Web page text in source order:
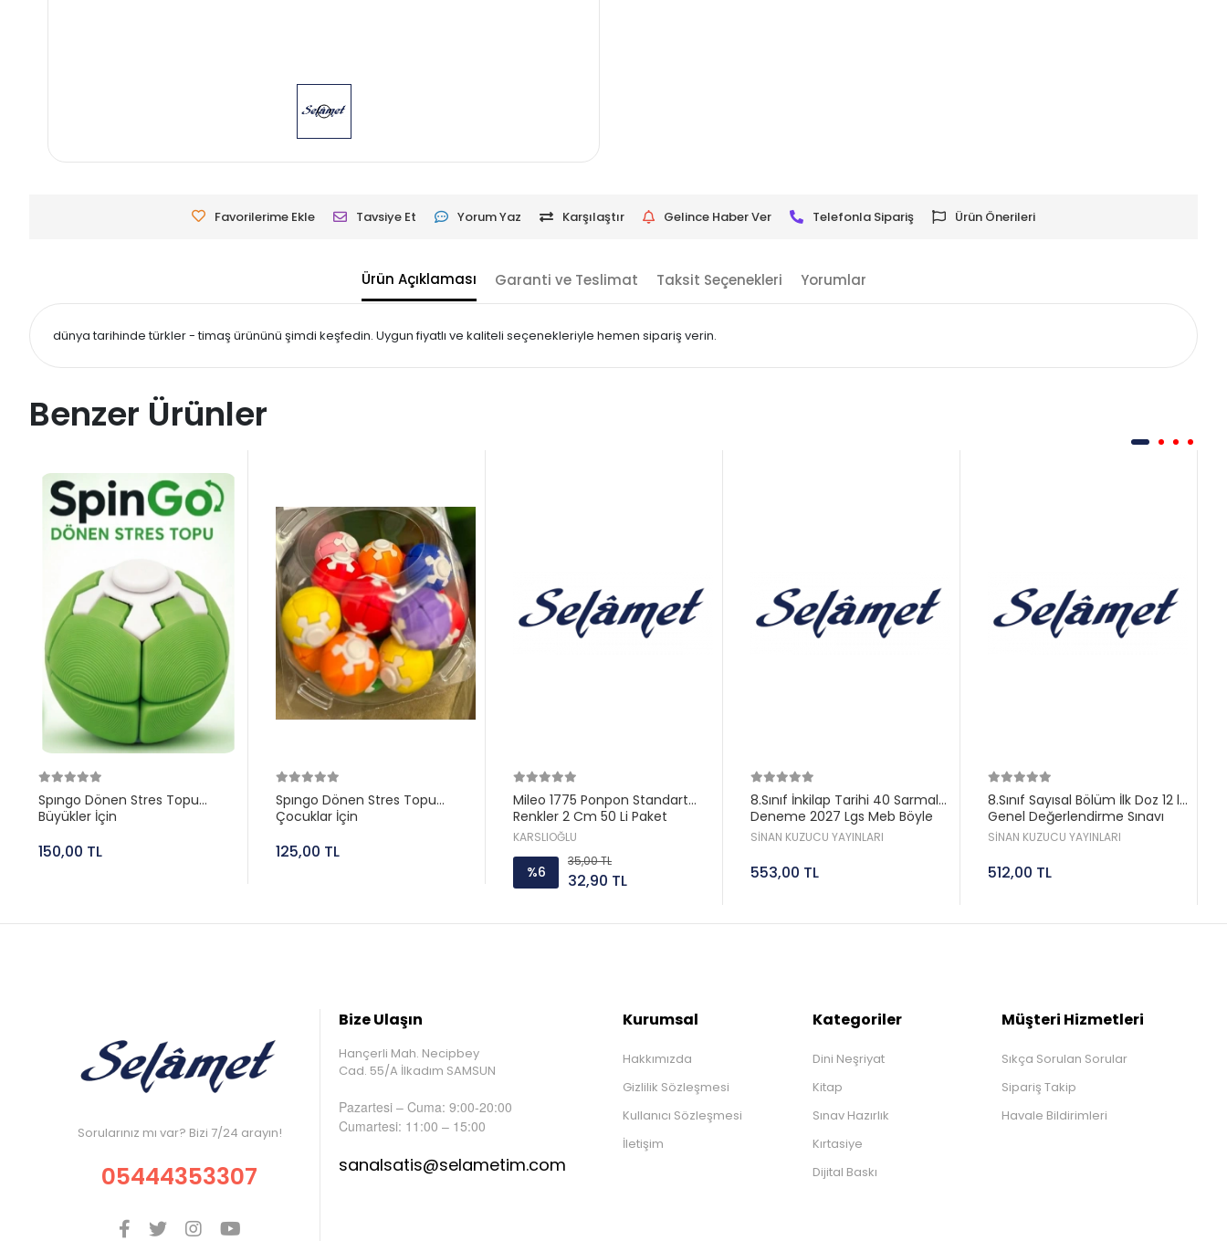
Favorilerime Ekle Tavsiye Et Yorum Yaz Karşılaştır Gelince Haber Ver Telefonla Sipariş Ürün Önerileri
Ürün Açıklaması Garanti ve Teslimat Taksit Seçenekleri Yorumlar
dünya tarihinde türkler - timaş ürününü şimdi keşfedin. Uygun fiyatlı ve kaliteli seçenekleriyle hemen sipariş verin.
Benzer Ürünler
Spıngo Dönen Stres Topu
Büyükler İçin
150,00 TL
Spıngo Dönen Stres Topu
Çocuklar İçin
125,00 TL
Mileo 1775 Ponpon Standart
Renkler 2 Cm 50 Li Paket
KARSLIOĞLU
%6
35,00 TL
32,90 TL
8.Sınıf İnkilap Tarihi 40 Sarmal
Deneme 2027 Lgs Meb Böyle
Sorar Sinan Kuzucu
SİNAN KUZUCU YAYINLARI
553,00 TL
8.Sınıf Sayısal Bölüm İlk Doz 12 li
Genel Değerlendirme Sınavı
2027 Lgs Sinan Kuzucu
SİNAN KUZUCU YAYINLARI
512,00 TL
Sorularınız mı var? Bizi 7/24 arayın!
05444353307
Bize Ulaşın
Hançerli Mah. Necipbey
Cad. 55/A İlkadım SAMSUN
Pazartesi – Cuma: 9:00-20:00
Cumartesi: 11:00 – 15:00
sanalsatis@selametim.com
Kurumsal
Hakkımızda
Gizlilik Sözleşmesi
Kullanıcı Sözleşmesi
İletişim
Kategoriler
Dini Neşriyat
Kitap
Sınav Hazırlık
Kırtasiye
Dijital Baskı
Müşteri Hizmetleri
Sıkça Sorulan Sorular
Sipariş Takip
Havale Bildirimleri